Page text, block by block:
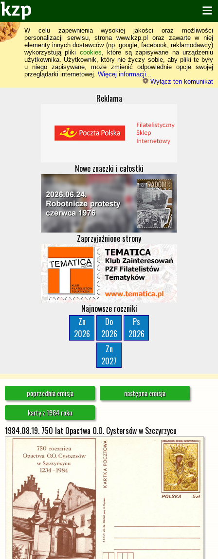
W celu zapewnienia wysokiej jakości oraz możliwości
personalizacji serwisu, strona www.kzp.pl oraz zawarte w niej
elementy innych dostawców (np. google, facebook, reklamodawcy)
wykorzystują pliki cookies, które są zapisywane na urządzeniu
użytkownika. Użytkownik, który nie życzy sobie, aby pliki te były
u niego zapisywane, może zmienić odpowiednie opcje swojej
przeglądarki internetowej. Więcej informacji...
Wyłącz ten komunikat
Reklama
Nowe znaczki i całostki
Zaprzyjaźnione strony
Najnowsze roczniki
Zn
2026
Do
2026
Ps
2026
Zn
2027
poprzednia emisja
następna emisja
karty z 1984 roku
1984.08.19. 750 lat Opactwa O.O. Cystersów w Szczyrzycu